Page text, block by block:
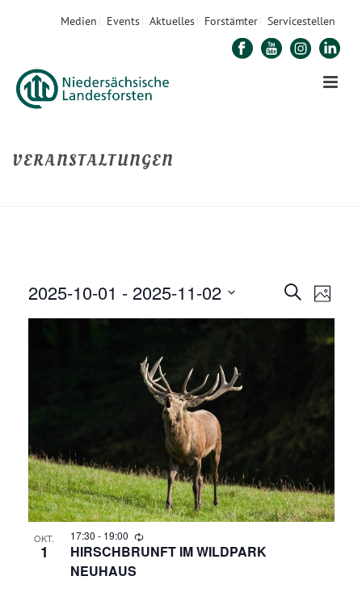
Medien Events Aktuelles Forstämter Servicestellen
VERANSTALTUNGEN
V
N
S
T
Suche V
E
R
S
L
T
Foto
2025-10-01 - 2025-11-02
Datum
OKT.
1
17:30 - 19:00
HIRSCHBRUNFT IM WILDPARK
NEUHAUS